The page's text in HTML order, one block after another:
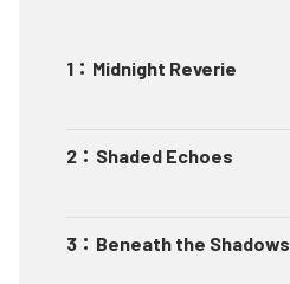
1 ： Midnight Reverie
2 ： Shaded Echoes
3 ： Beneath the Shadows